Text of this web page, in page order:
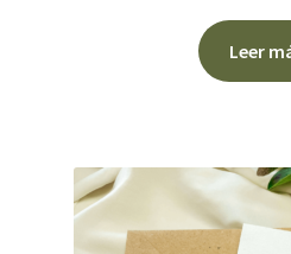
Leer